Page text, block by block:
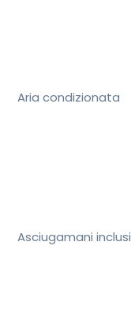
Aria condizionata
Asciugamani inclusi